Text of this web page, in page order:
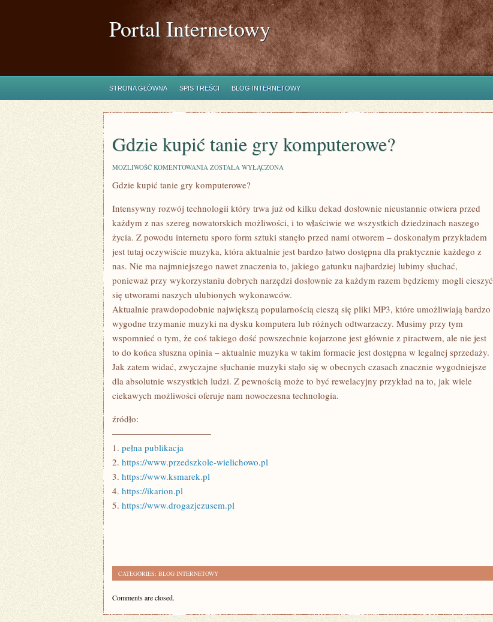
Portal Internetowy
STRONA GŁÓWNA SPIS TREŚCI BLOG INTERNETOWY
Gdzie kupić tanie gry komputerowe?
MOŻLIWOŚĆ KOMENTOWANIA GDZIE
TANIE
ZOSTAŁA WYŁĄCZONA
Gdzie kupić tanie gry komputerowe?
Intensywny rozwój technologii który trwa już od kilku dekad dosłownie nieustannie otwiera przed
każdym z nas szereg nowatorskich możliwości, i to właściwie we wszystkich dziedzinach naszego
życia. Z powodu internetu sporo form sztuki stanęło przed nami otworem – doskonałym przykładem
jest tutaj oczywiście muzyka, która aktualnie jest bardzo łatwo dostępna dla praktycznie każdego z
nas. Nie ma najmniejszego nawet znaczenia to, jakiego gatunku najbardziej lubimy słuchać,
ponieważ przy wykorzystaniu dobrych narzędzi dosłownie za każdym razem będziemy mogli cieszyć
się utworami naszych ulubionych wykonawców.
Aktualnie prawdopodobnie największą popularnością cieszą się pliki MP3, które umożliwiają bardzo
wygodne trzymanie muzyki na dysku komputera lub różnych odtwarzaczy. Musimy przy tym
wspomnieć o tym, że coś takiego dość powszechnie kojarzone jest głównie z piractwem, ale nie jest
to do końca słuszna opinia – aktualnie muzyka w takim formacie jest dostępna w legalnej sprzedaży.
Jak zatem widać, zwyczajne słuchanie muzyki stało się w obecnych czasach znacznie wygodniejsze
dla absolutnie wszystkich ludzi. Z pewnością może to być rewelacyjny przykład na to, jak wiele
ciekawych możliwości oferuje nam nowoczesna technologia.
źródło:
———————————
1. pełna publikacja
2. https://www.przedszkole-wielichowo.pl
3. https://www.ksmarek.pl
4. https://ikarion.pl
5. https://www.drogazjezusem.pl
CATEGORIES: BLOG INTERNETOWY
Comments are closed.